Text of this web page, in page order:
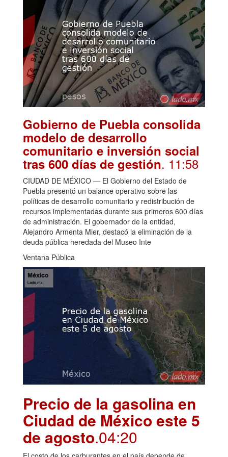
Gobierno de Puebla consolida
modelo de desarrollo
comunitario e inversión social
tras 600 días de gestión. 11:58
CIUDAD DE MÉXICO — El Gobierno del Estado de
Puebla presentó un balance operativo sobre las
políticas de desarrollo comunitario y redistribución de
recursos implementadas durante sus primeros 600 días
de administración. El gobernador de la entidad,
Alejandro Armenta Mier, destacó la eliminación de la
deuda pública heredada del Museo Inte
Ventana Pública
Precio de la gasolina en
Ciudad de México este 5
de agosto.04:20